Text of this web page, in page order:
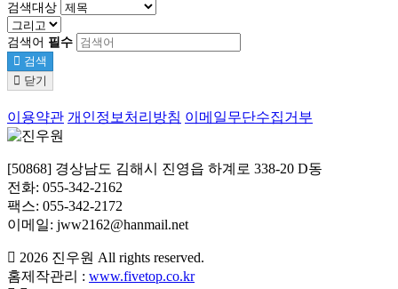
검색대상
검색어 필수
검색
닫기
이용약관 개인정보처리방침 이메일무단수집거부
[50868] 경상남도 김해시 진영읍 하계로 338-20 D동
전화: 055-342-2162
팩스: 055-342-2172
이메일: jww2162@hanmail.net
2026 진우원 All rights reserved.
홈제작관리 : www.fivetop.co.kr